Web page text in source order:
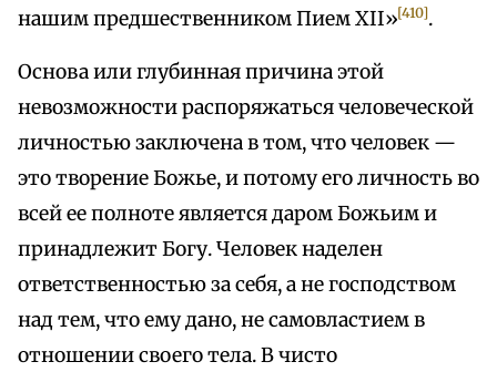
нашим предшественником Пием XII»[410].
Основа или глубинная причина этой
невозможности распоряжаться человеческой
личностью заключена в том, что человек —
это творение Божье, и потому его личность во
всей ее полноте является даром Божьим и
принадлежит Богу. Человек наделен
ответственностью за себя, а не господством
над тем, что ему дано, не самовластием в
отношении своего тела. В чисто